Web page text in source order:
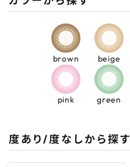
brown beige
pink green
度あり/度なしから探す